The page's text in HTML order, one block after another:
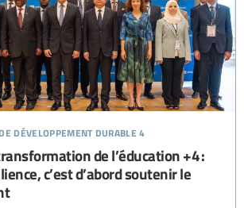
développement durable 4
de l’éducation +4 :
c’est d’abord soutenir le